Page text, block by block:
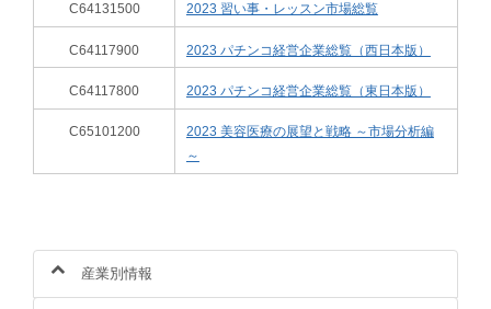
C64131500 2023 習い事・レッスン市場総覧
C64117900 2023 パチンコ経営企業総覧（西日本版）
C64117800 2023 パチンコ経営企業総覧（東日本版）
C65101200
2023 美容医療の展望と戦略 ～市場分析編
～
産業別情報